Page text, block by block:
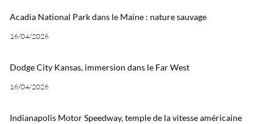
Acadia National Park dans le Maine : nature sauvage
16/04/2026
Dodge City Kansas, immersion dans le Far West
16/04/2026
Indianapolis Motor Speedway, temple de la vitesse américaine